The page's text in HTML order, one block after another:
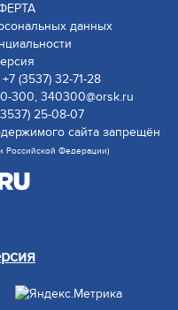
данных
(3537) 32-71-28
300, 340300@orsk.ru
25-08-07
сайта запрещён
Российской Федерации)